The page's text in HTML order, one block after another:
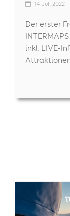
14 Juli 2022
Der erster
inkl. LIVE-